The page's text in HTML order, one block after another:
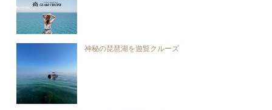
神秘の琵琶湖を遊覧クルーズ